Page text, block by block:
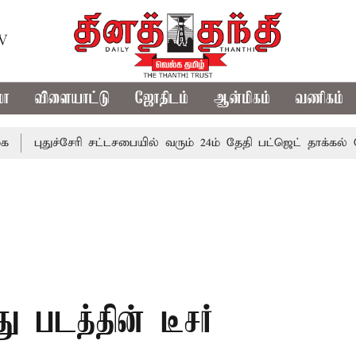
விளையாட்டு ஜோதிடம் ஆன்மிகம் வணிகம்
சட்டசபையில் வரும் 24ம் தேதி பட்ஜெட் தாக்கல்
படத்தின் டீசர்